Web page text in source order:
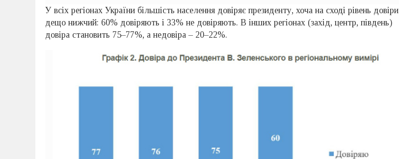
У всіх регіонах України більшість населення довіряє президенту, хоча на сході рівень довіри
дещо нижчий: 60% довіряють і 33% не довіряють. В інших регіонах (захід, центр, південь)
довіра становить 75–77%, а недовіра – 20–22%.